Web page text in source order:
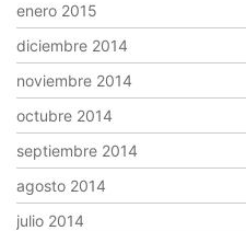
enero 2015
diciembre 2014
noviembre 2014
octubre 2014
septiembre 2014
agosto 2014
julio 2014